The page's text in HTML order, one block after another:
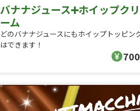
バナナジュース➕ホイップクリ
ーム
どのバナナジュースにもホイップトッピン
はできます！